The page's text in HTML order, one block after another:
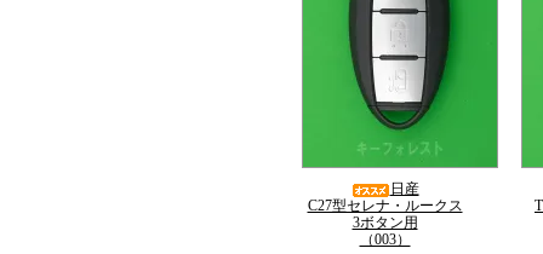
日産
C27型セレナ・ルークス
3ボタン用
（003）